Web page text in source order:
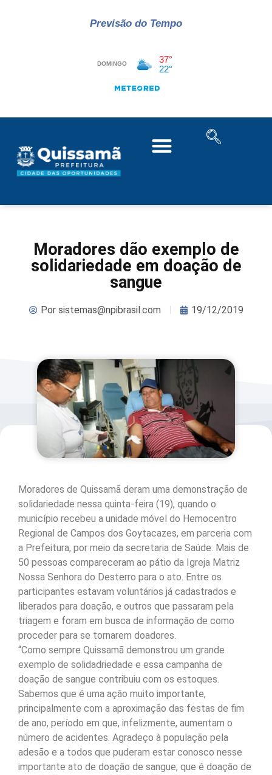
Previsão do Tempo
Moradores dão exemplo de
solidariedade em doação de
sangue
Porsistemas@npibrasil.com 19/12/2019
Moradores de Quissamã deram uma demonstração de
solidariedade nessa quinta-feira (19), quando o
município recebeu a unidade móvel do Hemocentro
Regional de Campos dos Goytacazes, em parceria com
a Prefeitura, por meio da secretaria de Saúde. Mais de
50 pessoas compareceram ao pátio da Igreja Matriz
Nossa Senhora do Desterro para o ato. Entre os
participantes estavam voluntários já cadastrados e
liberados para doação, e outros que passaram pela
triagem e foram em busca de informação de como
proceder para se tornarem doadores.
“Como sempre Quissamã demonstrou um grande
exemplo de solidadriedade e essa campanha de
doação de sangue contribuiu com os estoques.
Sabemos que é uma ação muito importante,
principalmente com a aproximação das festas de fim
de ano, período em que, infelizmente, aumentam o
número de acidentes. Agradeço à população pela
adesão e a todos que puderam estar conosco nesse
importante ato de doação de sangue, que é doação de